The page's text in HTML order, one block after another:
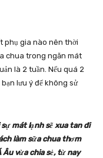
phụ gia nào nên thời
chua trong ngăn mát
là 2 tuần. Nếu quá 2
lưu ý để không sử
mát lạnh sẽ xua tan đi
làm sữa chua thơm
vừa chia sẻ, từ nay